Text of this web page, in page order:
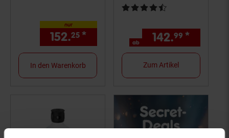
nur
152.25 * € Sternchen
In den Warenkorb
Kundenbewertung: 4,45 von 5
ab 142.99 *
Zum Artikel